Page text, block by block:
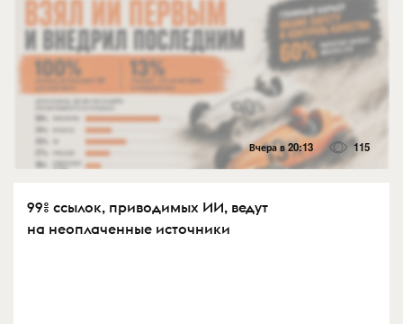
Вчера в 20:13 115
99% ссылок, приводимых ИИ, ведут
на неоплаченные источники